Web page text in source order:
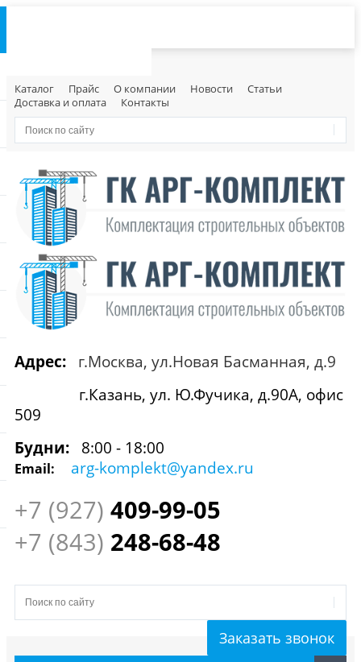
Каталог Прайс О компании Новости
Статьи
Доставка и оплата
Контакты
Адрес:
г.Москва, ул.Новая Басманная, д.9
г.Казань, ул. Ю.Фучика, д.90А, офис
509
Будни:
8:00 - 18:00
Email: arg-komplekt@yandex.ru
+7 (927) 409-99-05
+7 (843) 248-68-48
Заказать звонок